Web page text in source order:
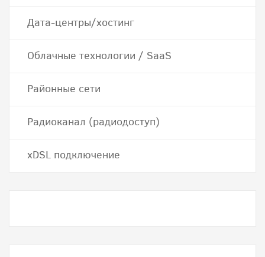
Дата-центры/хостинг
Облачные технологии / SaaS
Районные сети
Радиоканал (радиодоступ)
хDSL подключение